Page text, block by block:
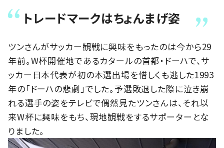
トレードマークはちょんまげ姿
ツンさんがサッカー観戦に興味をもったのは今から29
年前。W杯開催地であるカタールの首都・ドーハで、サ
ッカー日本代表が初の本選出場を惜しくも逃した1993
年の「ドーハの悲劇」でした。予選敗退した際に泣き崩
れる選手の姿をテレビで偶然見たツンさんは、それ以
来W杯に興味をもち、現地観戦をするサポーターとな
りました。